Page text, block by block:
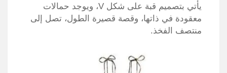
يأتي بتصميم قبة على شكل V، ويوجد حمالات
معقودة في ذاتها، وقصة قصيرة الطول، تصل إلى
منتصف الفخذ.